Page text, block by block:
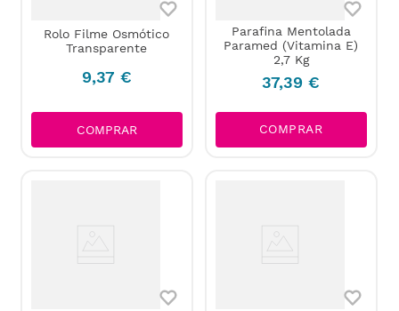
Rolo Filme Osmótico
Transparente
9,37 €
COMPRAR
Parafina Mentolada
Paramed (Vitamina E)
2,7 Kg
37,39 €
COMPRAR